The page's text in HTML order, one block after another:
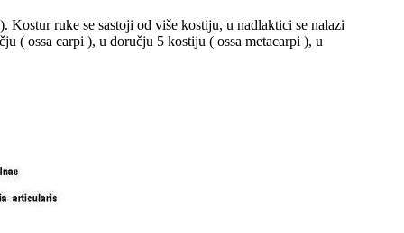
ruke se sastoji od više kostiju, u nadlaktici se nalazi
( ossa carpi ), u doručju 5 kostiju ( ossa metacarpi ), u